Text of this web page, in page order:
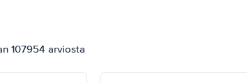
107954 arviosta